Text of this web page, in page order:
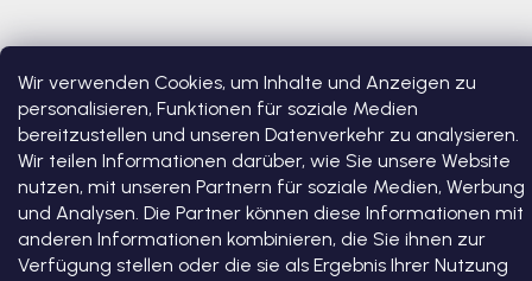
Wir verwenden Cookies, um Inhalte und Anzeigen zu
personalisieren, Funktionen für soziale Medien
bereitzustellen und unseren Datenverkehr zu analysieren.
Wir teilen Informationen darüber, wie Sie unsere Website
nutzen, mit unseren Partnern für soziale Medien, Werbung
und Analysen. Die Partner können diese Informationen mit
anderen Informationen kombinieren, die Sie ihnen zur
Verfügung stellen oder die sie als Ergebnis Ihrer Nutzung
Erstellt von Shoptet Premium
Copyright 2026Bosono. Alle Rechte vorbehalten.Cookie-
Einstellungen ändern